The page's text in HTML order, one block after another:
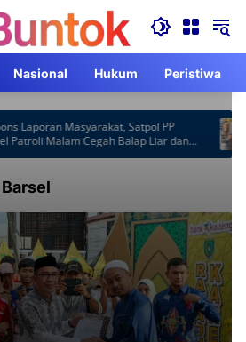
Nasional Hukum Peristiwa
Masyarakat, Satpol PP
Malam Cegah Balap Liar dan